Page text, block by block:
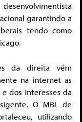
garantindo a
tendo como
da direita vêm
na internet as
dos interesses da
O MBL de
utilizando